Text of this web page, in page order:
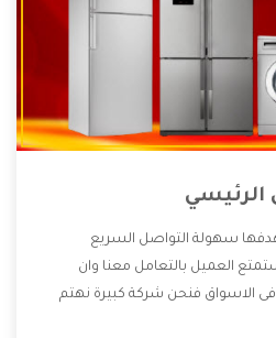
الرئيسي
سهولة التواصل السريع
العميل بالتعامل معنا وان
الاسواق فنحن شركة كبيرة نهتم